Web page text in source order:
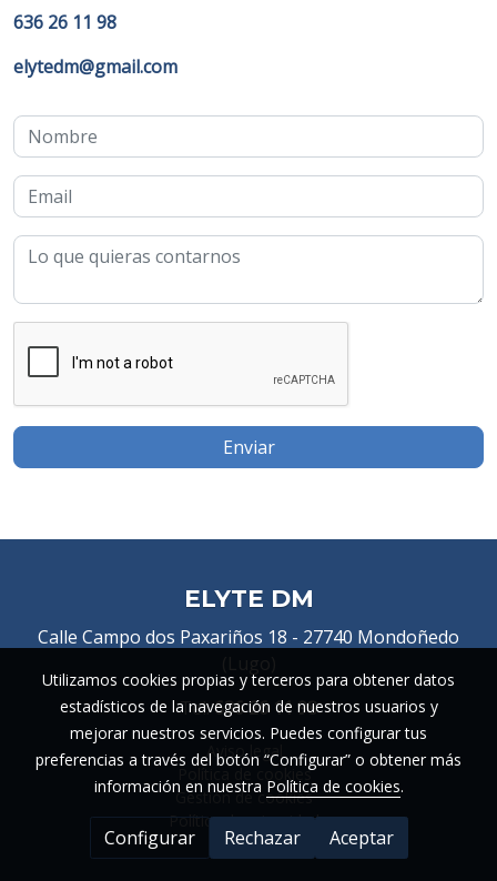
636 26 11 98
elytedm@gmail.com
Enviar
ELYTE DM
Calle Campo dos Paxariños 18 - 27740 Mondoñedo
Tel:636 26 11 98
Aviso legal
Política de cookies
Gestión de cookies
Política de privacidad
Utilizamos cookies propias y terceros para obtener datos
estadísticos de la navegación de nuestros usuarios y
mejorar nuestros servicios. Puedes configurar tus
preferencias a través del botón “Configurar” o obtener más
información en nuestra Política de cookies.
Configurar Rechazar Aceptar